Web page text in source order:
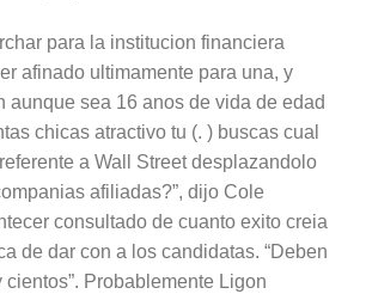
para la institucion financiera
afinado ultimamente para una, y
aunque sea 16 anos de vida de edad
chicas atractivo tu (. ) buscas cual
a Wall Street desplazandolo
afiliadas?”, dijo Cole
consultado de cuanto exito creia
de dar con a los candidatas. “Deben
cientos”. Probablemente Ligon